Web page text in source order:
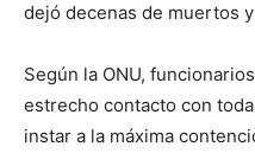
dejó decenas de muertos
Según la ONU,
estrecho contacto con
instar a la máxima